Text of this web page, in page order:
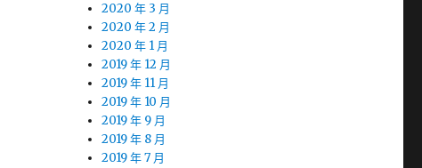
2020 年 3 月
2020 年 2 月
2020 年 1 月
2019 年 12 月
2019 年 11 月
2019 年 10 月
2019 年 9 月
2019 年 8 月
2019 年 7 月